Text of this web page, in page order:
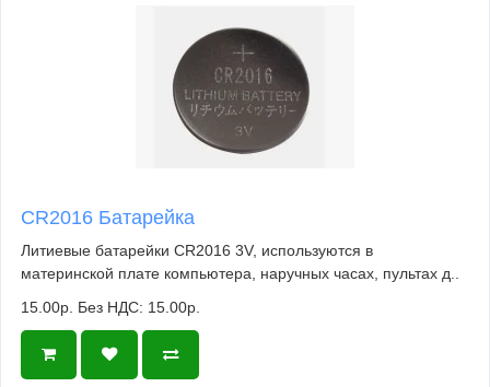
CR2016 Батарейка
Литиевые батарейки CR2016 3V, используются в
материнской плате компьютера, наручных часах, пультах д..
15.00р. Без НДС: 15.00р.